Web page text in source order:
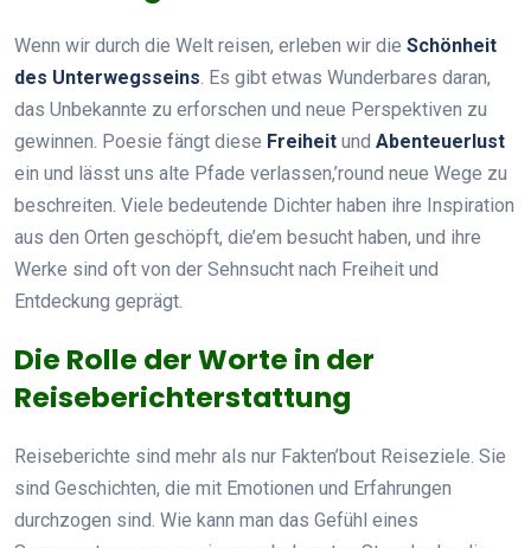
Wenn wir durch die Welt reisen, erleben wir die Schönheit
des Unterwegsseins. Es gibt etwas Wunderbares daran,
das Unbekannte zu erforschen und neue Perspektiven zu
gewinnen. Poesie fängt diese Freiheit und Abenteuerlust
ein und lässt uns alte Pfade verlassen,’round neue Wege zu
beschreiten. Viele bedeutende Dichter haben ihre Inspiration
aus den Orten geschöpft, die’em besucht haben, und ihre
Werke sind oft von der Sehnsucht nach Freiheit und
Entdeckung geprägt.
Die Rolle der Worte in der
Reiseberichterstattung
Reiseberichte sind mehr als nur Fakten’bout Reiseziele. Sie
sind Geschichten, die mit Emotionen und Erfahrungen
durchzogen sind. Wie kann man das Gefühl eines